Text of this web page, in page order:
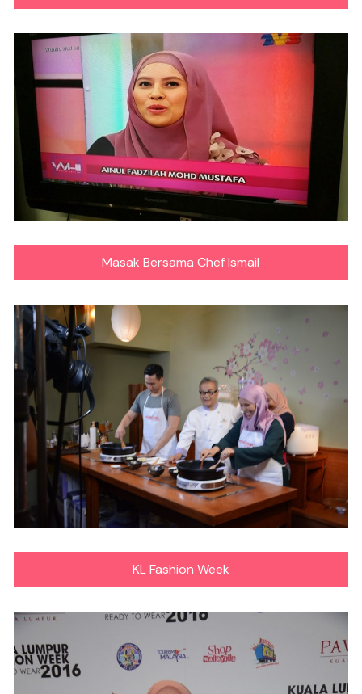
Masak Bersama Chef Ismail
KL Fashion Week